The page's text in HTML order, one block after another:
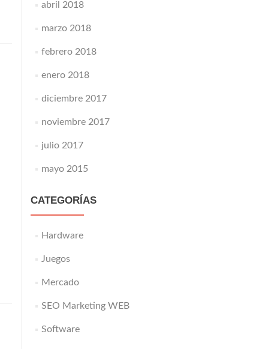
abril 2018
marzo 2018
febrero 2018
enero 2018
diciembre 2017
noviembre 2017
julio 2017
mayo 2015
CATEGORÍAS
Hardware
Juegos
Mercado
SEO Marketing WEB
Software